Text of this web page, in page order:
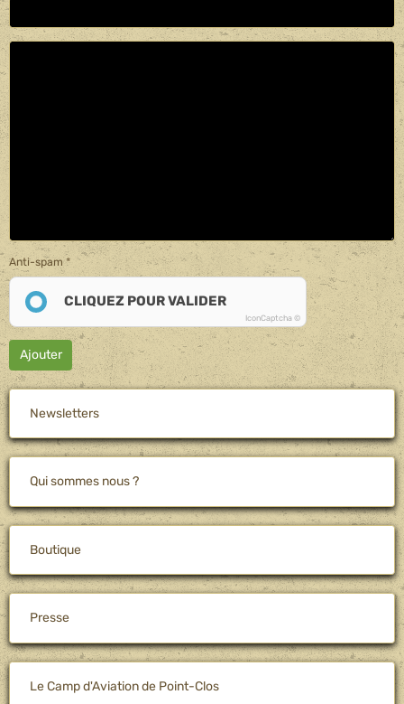
Anti-spam
CLIQUEZ POUR VALIDER
IconCaptcha ©
Ajouter
Newsletters
Qui sommes nous ?
Boutique
Presse
Le Camp d'Aviation de Point-Clos